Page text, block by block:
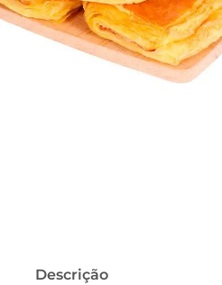
Descrição
tv